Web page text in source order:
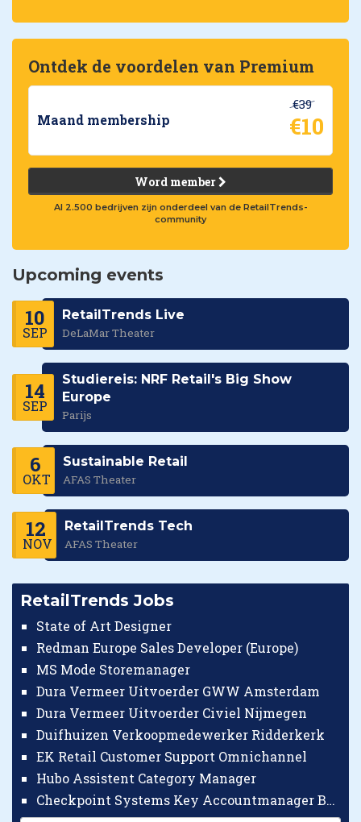
Ontdek de voordelen van Premium
Maand membership
€39
€10
Word member
Al 2.500 bedrijven zijn onderdeel van de RetailTrends-
community
Upcoming events
10
SEP
RetailTrends Live
DeLaMar Theater
14
SEP
Studiereis: NRF Retail's Big Show
Europe
Parijs
6
OKT
Sustainable Retail
AFAS Theater
12
NOV
RetailTrends Tech
AFAS Theater
RetailTrends Jobs
State of Art Designer
Redman Europe Sales Developer (Europe)
MS Mode Storemanager
Dura Vermeer Uitvoerder GWW Amsterdam
Dura Vermeer Uitvoerder Civiel Nijmegen
Duifhuizen Verkoopmedewerker Ridderkerk
EK Retail Customer Support Omnichannel
Hubo Assistent Category Manager
Checkpoint Systems Key Accountmanager Benelux